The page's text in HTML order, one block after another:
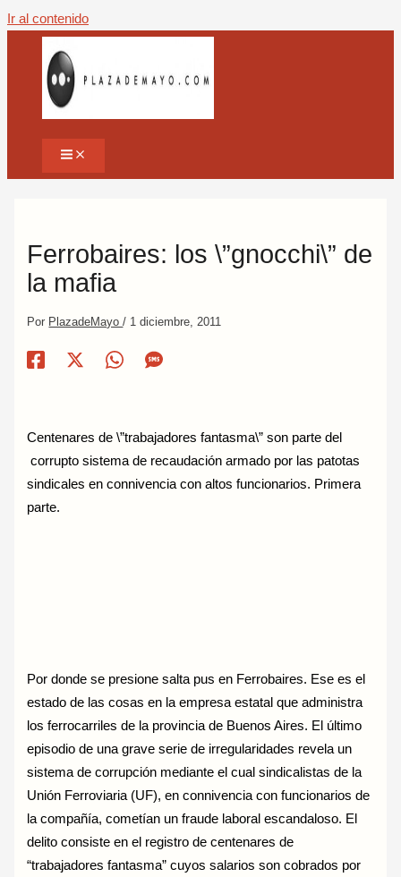
Ir al contenido
Ferrobaires: los \”gnocchi\” de
la mafia
Por PlazadeMayo/ 1 diciembre, 2011
Centenares de \”trabajadores fantasma\” son parte del
corrupto sistema de recaudación armado por las patotas
sindicales en connivencia con altos funcionarios. Primera
parte.
Por donde se presione salta pus en Ferrobaires. Ese es el
estado de las cosas en la empresa estatal que administra
los ferrocarriles de la provincia de Buenos Aires. El último
episodio de una grave serie de irregularidades revela un
sistema de corrupción mediante el cual sindicalistas de la
Unión Ferroviaria (UF), en connivencia con funcionarios de
la compañía, cometían un fraude laboral escandaloso. El
delito consiste en el registro de centenares de
“trabajadores fantasma” cuyos salarios son cobrados por